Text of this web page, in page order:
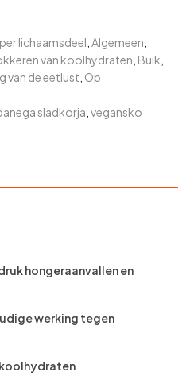
lichaamsdeel Algemeen
van koolhydraten Buik
van de eetlust Op
sladkorja vegansko
hongeraanvallen en
werking tegen